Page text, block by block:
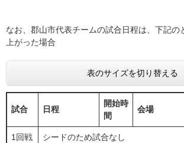
なお、郡山市代表チームの試合日程は、下記
上がった場合
表のサイズを切り替える
試合 日程
開始時
間
会場
1回戦 シードのため試合なし